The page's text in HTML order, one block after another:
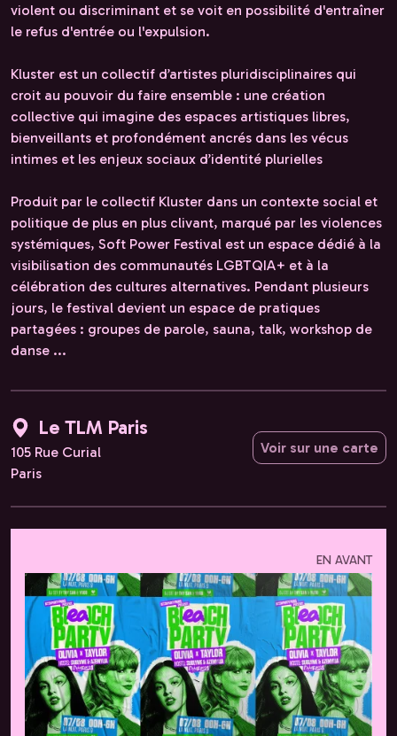
violent ou discriminant et se voit en possibilité d'entraîner
le refus d'entrée ou l'expulsion.
Kluster est un collectif d’artistes pluridisciplinaires qui
croit au pouvoir du faire ensemble : une création
collective qui imagine des espaces artistiques libres,
bienveillants et profondément ancrés dans les vécus
intimes et les enjeux sociaux d’identité plurielles
Produit par le collectif Kluster dans un contexte social et
politique de plus en plus clivant, marqué par les violences
systémiques, Soft Power Festival est un espace dédié à la
visibilisation des communautés LGBTQIA+ et à la
célébration des cultures alternatives. Pendant plusieurs
jours, le festival devient un espace de pratiques
partagées : groupes de parole, sauna, talk, workshop de
danse ...
Le TLM Paris
105 Rue Curial
Paris
Voir sur une carte
EN AVANT